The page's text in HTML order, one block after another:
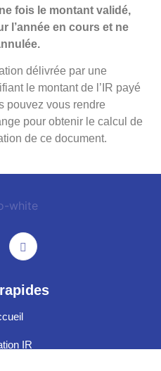
fois le montant validé,
l’année en cours et ne
délivrée par une
le montant de l’IR payé
pouvez vous rendre
pour obtenir le calcul de
de ce document.
IR